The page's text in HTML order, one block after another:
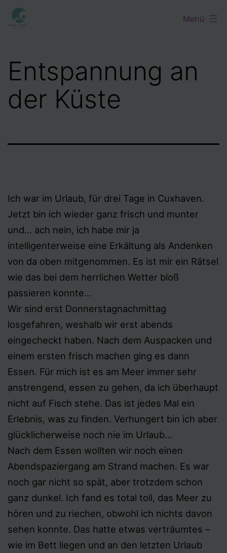
Zum
Inhalt
Menü
Entspannung an
der Küste
Ich war im Urlaub, für drei Tage in Cuxhaven.
Jetzt bin ich wieder ganz frisch und munter
und… ach nein, ich habe mir ja
intelligenterweise eine Erkältung als Andenken
von da oben mitgenommen. Es ist mir ein Rätsel
wie das bei dem herrlichen Wetter bloß
passieren konnte…
Wir sind erst Donnerstagnachmittag
losgefahren, weshalb wir erst abends
eingecheckt haben. Nach dem Auspacken und
einem ersten frisch machen ging es dann
Essen. Für mich ist es am Meer immer sehr
anstrengend, essen zu gehen, da ich überhaupt
nicht auf Fisch stehe. Das ist jedes Mal ein
Erlebnis, was zu finden. Verhungert bin ich aber
glücklicherweise noch nie im Urlaub…
Nach dem Essen wollten wir noch einen
Abendspaziergang am Strand machen. Es war
noch gar nicht so spät, aber trotzdem schon
ganz dunkel. Ich fand es total toll, das Meer zu
hören und zu riechen, obwohl ich nichts davon
sehen konnte. Das hatte etwas verträumtes –
wie im Bett liegen und an den letzten Urlaub